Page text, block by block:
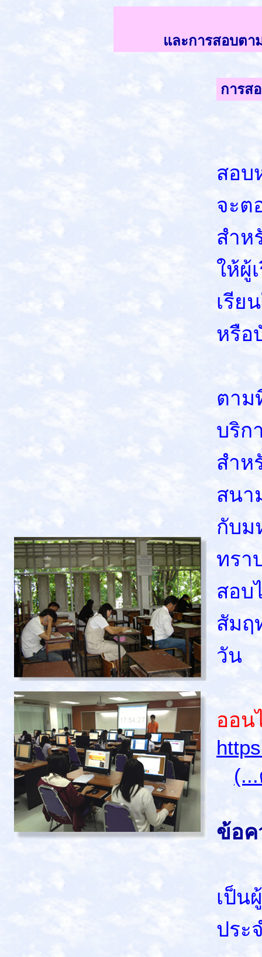
และการสอบตา
การส
สอบ
จะต
สำห
ให้ผู้
เรีย
หรือ
ตาม
บริก
สำห
สนา
กับม
ทรา
สอ
สัมฤ
วัน
ออน
ข้อค
เป็น
ประ